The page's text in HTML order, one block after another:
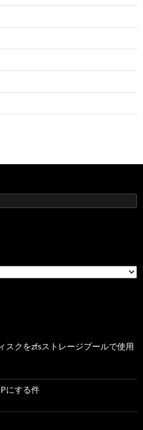
スクをzfsストレージプールで使用
にする件